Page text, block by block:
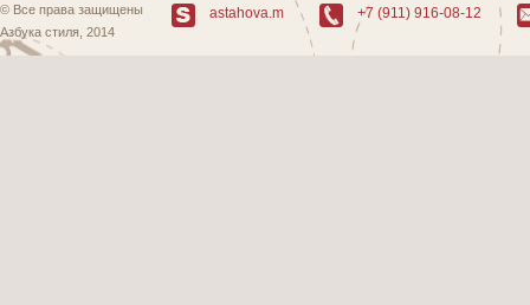
© Все права защищены
Азбука стиля, 2014
astahova.m +7 (911) 916-08-12